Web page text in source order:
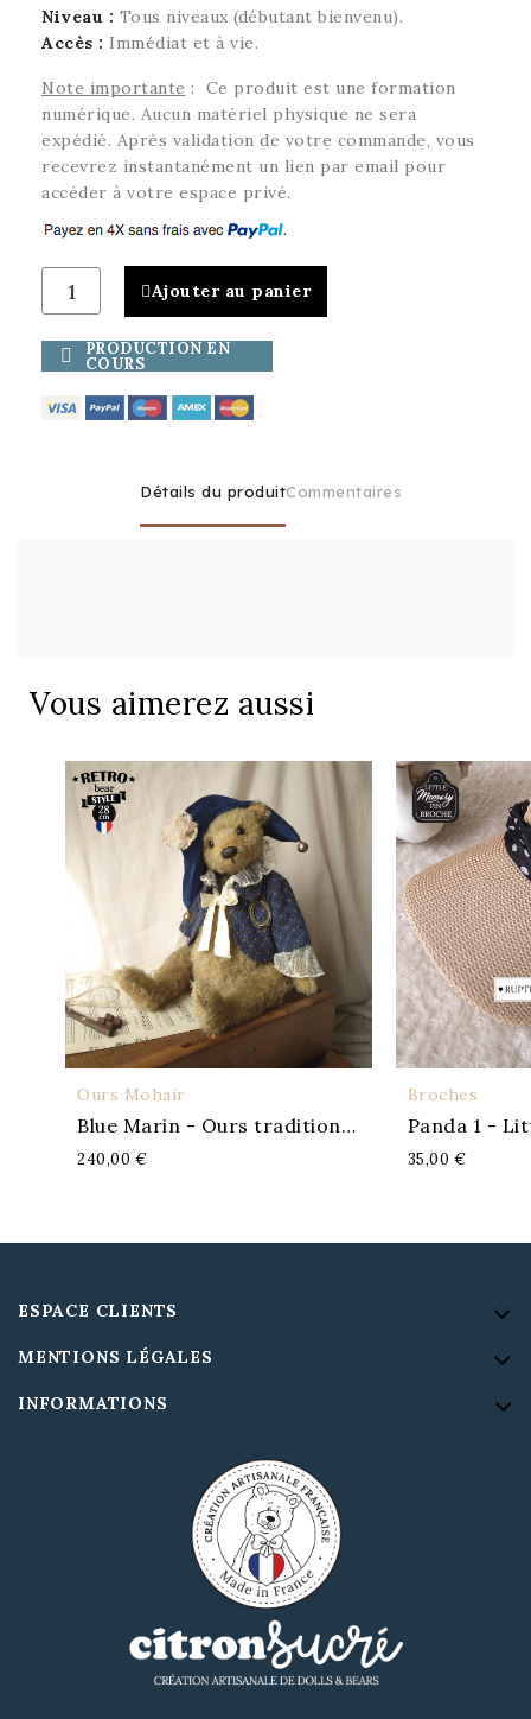
Niveau : Tous niveaux (débutant bienvenu).
Accès : Immédiat et à vie.
Note importante : Ce produit est une formation
numérique. Aucun matériel physique ne sera
expédié. Après validation de votre commande, vous
recevrez instantanément un lien par email pour
accéder à votre espace privé.
Ajouter au panier
PRODUCTION EN
COURS
Détails du produitCommentaires
Vous aimerez aussi
APERÇU
Ours Mohair
Blue Marin - Ours traditionnel
240,00 €
Broches
Panda 1 -
35,00 €
ESPACE CLIENTS
MENTIONS LÉGALES
INFORMATIONS